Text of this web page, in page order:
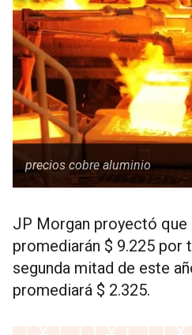
precios cobre aluminio
JP Morgan proyectó
promediarán $ 9.225 por
segunda mitad de este
promediará $ 2.325.